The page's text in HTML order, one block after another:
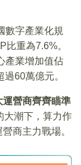
數字產業化規
重為7.6%。
產業增加值佔
60萬億元。
營商齊齊瞄準
大潮下，算力作
商主力戰場。